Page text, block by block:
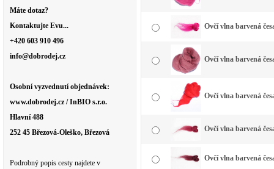
Máte dotaz?
Kontaktujte Evu...
+420 603 910 496
info@dobrodej.cz
Osobní vyzvednutí objednávek:
www.dobrodej.cz / InBIO s.r.o.
Hlavní 488
252 45 Březová-Oleško, Březová
Podrobný popis cesty najdete v
Ovčí vlna barvená
Ovčí vlna barvená
Ovčí vlna barvená
Ovčí vlna barvená
Ovčí vlna barvená